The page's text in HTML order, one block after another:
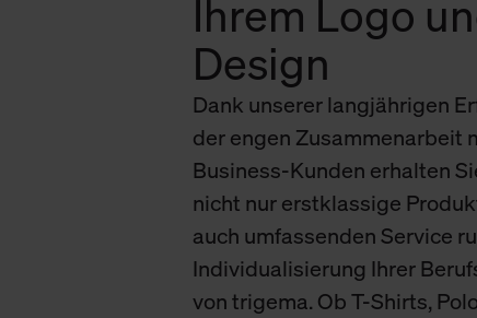
verbundene Verwendung
Weitere Informationen
unserer
Ihrem Logo
Design
Dank unserer langjährigen
der engen Zusammenarbeit
Business-Kunden erhalten
nicht nur erstklassige
auch umfassenden Service
Individualisierung Ihrer
von trigema. Ob T-Shirts,